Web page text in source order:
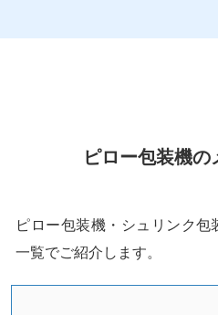
ピロー包装機の
ピロー包装機・シュリンク
一覧でご紹介します。